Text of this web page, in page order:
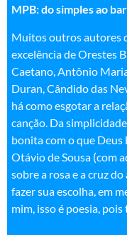
MPB: do simples ao
Muitos outros autores
excelência de Orestes
Caetano, Antônio
Duran, Cândido das
há como esgotar a
canção. Da
bonita com o que
Otávio de Sousa (com
sobre a rosa e a cruz
fazer sua escolha, em
mim, isso é poesia,